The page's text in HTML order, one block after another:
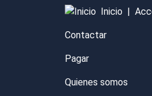
Inicio |
Contactar
Pagar
Quienes somos